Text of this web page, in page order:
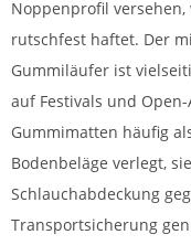
Noppenprofil
rutschfest haftet. Der
Gummiläufer ist
auf Festivals und
Gummimatten häufig
Bodenbeläge verlegt,
Schlauchabdeckung
Transportsicherung